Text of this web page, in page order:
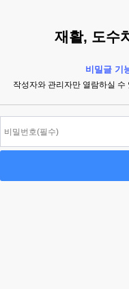
재활, 도수
비밀글 기
작성자와 관리자만 열람하실